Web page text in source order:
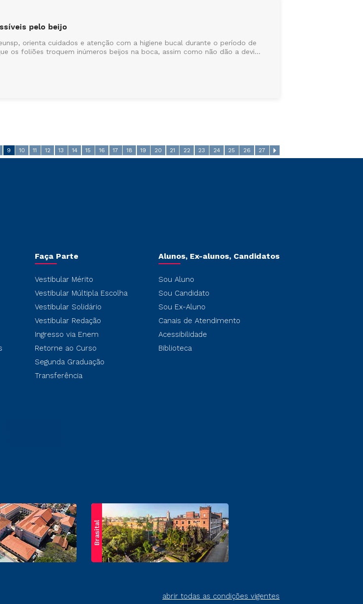
pelo beijo
orienta cuidados e atenção com a higiene bucal durante o período de
os foliões troquem inúmeros beijos na boca, assim como não dão a devi...
9 10 11 12 13 14 15 16 17 18 19 20 21 22 23 24 25 26 27
Faça Parte
Vestibular Mérito
Vestibular Múltipla Escolha
Vestibular Solidário
Vestibular Redação
Ingresso via Enem
Retorne ao Curso
Segunda Graduação
Transferência
Alunos, Ex-alunos, Candidatos
Sou Aluno
Sou Candidato
Sou Ex-Aluno
Canais de Atendimento
Acessibilidade
Biblioteca
Brasital
abrir todas as condições vigentes